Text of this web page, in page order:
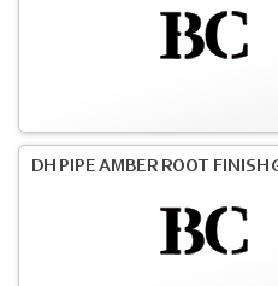
DH PIPE AMBER ROOT FINISH